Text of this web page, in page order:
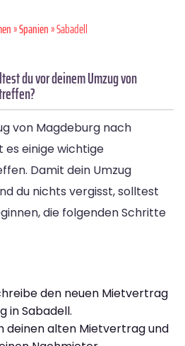
»Spanien» Sabadell
du vor deinem Umzug von
von Magdeburg nach
es einige wichtige
Damit dein Umzug
du nichts vergisst, solltest
die folgenden Schritte
den neuen Mietvertrag
in Sabadell.
deinen alten Mietvertrag und